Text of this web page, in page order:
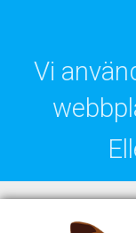
Vi